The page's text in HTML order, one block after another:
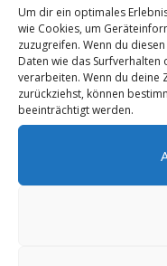
Um dir ein optimales
wie Cookies, um
zuzugreifen. Wenn du
Daten wie das
verarbeiten. Wenn du deine
zurückziehst, können
beeinträchtigt werden.